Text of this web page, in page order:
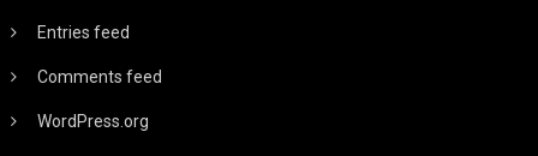
Entries feed
Comments feed
WordPress.org